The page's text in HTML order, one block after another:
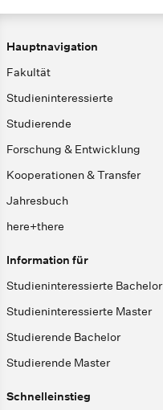
Hauptnavigation
Fakultät
Studieninteressierte
Studierende
Forschung & Entwicklung
Kooperationen & Transfer
Jahresbuch
here+there
Information für
Studieninteressierte Bachelor
Studieninteressierte Master
Studierende Bachelor
Studierende Master
Schnelleinstieg